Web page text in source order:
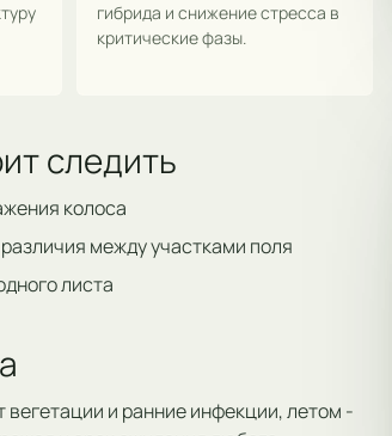
гибрида и снижение стресса в
критические фазы.
следить
колоса
между участками поля
листа
и ранние инфекции, летом -